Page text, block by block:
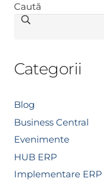
Caută
Categorii
Blog
Business Central
Evenimente
HUB ERP
Implementare ERP